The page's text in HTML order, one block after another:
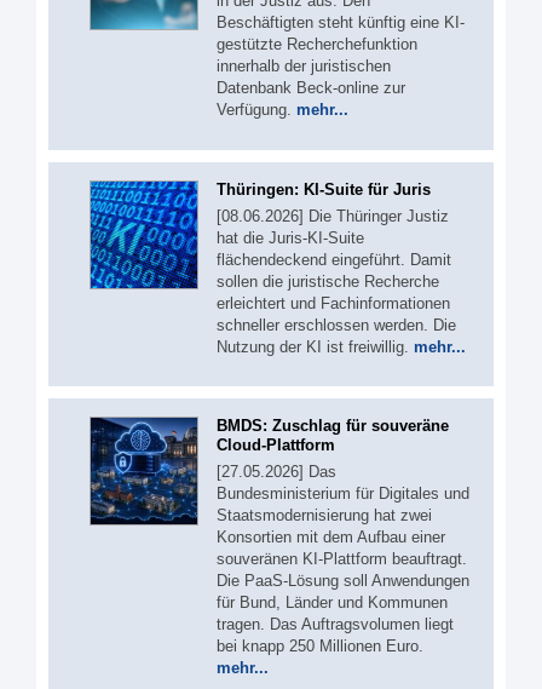
Beschäftigten steht künftig eine KI-
gestützte Recherchefunktion
innerhalb der juristischen
Datenbank Beck-online zur
Verfügung. mehr...
Thüringen: KI-Suite für Juris
[08.06.2026] Die Thüringer Justiz
hat die Juris-KI-Suite
flächendeckend eingeführt. Damit
sollen die juristische Recherche
erleichtert und Fachinformationen
schneller erschlossen werden. Die
Nutzung der KI ist freiwillig. mehr...
BMDS: Zuschlag für souveräne
Cloud-Plattform
[27.05.2026] Das
Bundesministerium für Digitales und
Staatsmodernisierung hat zwei
Konsortien mit dem Aufbau einer
souveränen KI-Plattform beauftragt.
Die PaaS-Lösung soll Anwendungen
für Bund, Länder und Kommunen
tragen. Das Auftragsvolumen liegt
bei knapp 250 Millionen Euro.
mehr...